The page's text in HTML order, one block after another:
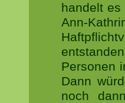
handelt es
Ann-
Personen
Dann
noch